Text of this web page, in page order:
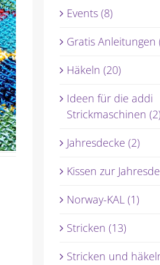
Events (8)
Gratis Anleitungen
Häkeln (20)
Ideen für die addi
Strickmaschinen
Jahresdecke (2)
Kissen zur
Norway-KAL (1)
Stricken (13)
Stricken und